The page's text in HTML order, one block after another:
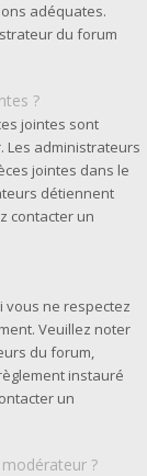
adéquates.
du forum
?
jointes sont
Les administrateurs
jointes dans le
détiennent
contacter un
vous ne respectez
Veuillez noter
du forum,
instauré
un
?